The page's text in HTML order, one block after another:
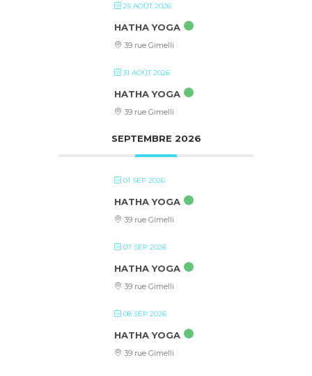
25 AOÛT 2026
HATHA YOGA
39 rue Gimelli
31 AOÛT 2026
HATHA YOGA
39 rue Gimelli
SEPTEMBRE 2026
01 SEP 2026
HATHA YOGA
39 rue Gimelli
07 SEP 2026
HATHA YOGA
39 rue Gimelli
08 SEP 2026
HATHA YOGA
39 rue Gimelli